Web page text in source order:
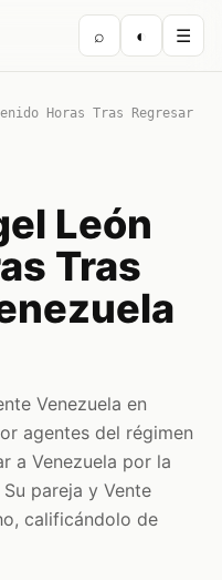
⌕ ◐ ☰
Horas Tras Regresar
León
Tras
Venezuela en
agentes del régimen
a Venezuela por la
pareja y Vente
calificándolo de